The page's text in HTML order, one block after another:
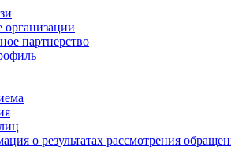
партнерство
о результатах рассмотрения